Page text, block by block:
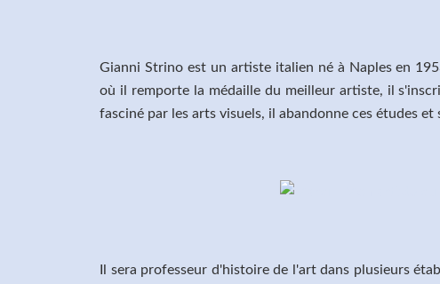
Gianni Strino est un artiste italien né à Naples en
où il remporte la médaille du meilleur artiste, il
fasciné par les arts visuels, il abandonne ces études
Il sera professeur d'histoire de l'art dans plusieurs